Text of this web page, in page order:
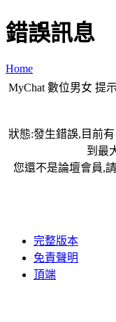
錯誤訊息
Home
MyChat 數位男女 提
狀態:發生錯誤,目前
到最
您還不是論壇會員,
完整版本
免責聲明
頂端